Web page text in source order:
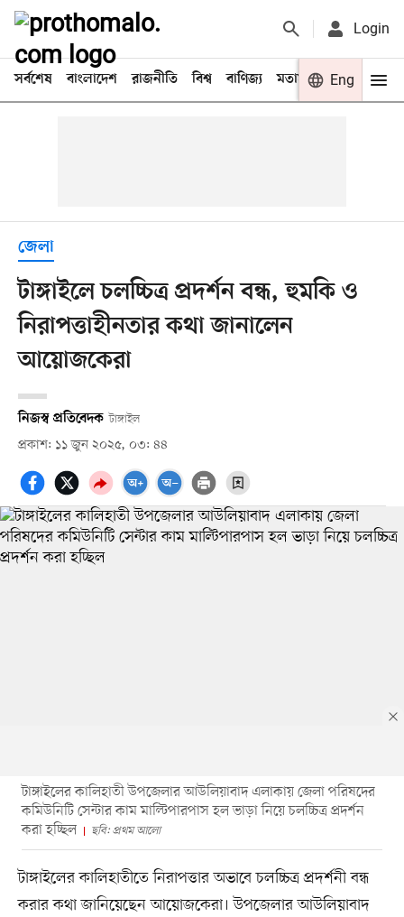
Login
সর্বশেষ বাংলাদেশ রাজনীতি বিশ্ব বাণিজ্য মতামত খেলা
Eng
জেলা
টাঙ্গাইলে চলচ্চিত্র প্রদর্শন বন্ধ, হুমকি ও
নিরাপত্তাহীনতার কথা জানালেন
আয়োজকেরা
নিজস্ব প্রতিবেদক টাঙ্গাইল
প্রকাশ: ১১ জুন ২০২৫, ০৩: ৪৪
টাঙ্গাইলের কালিহাতী উপজেলার আউলিয়াবাদ এলাকায় জেলা পরিষদের
কমিউনিটি সেন্টার কাম মাল্টিপারপাস হল ভাড়া নিয়ে চলচ্চিত্র প্রদর্শন
করা হচ্ছিল
ছবি: প্রথম আলো
টাঙ্গাইলের কালিহাতীতে নিরাপত্তার অভাবে চলচ্চিত্র প্রদর্শনী বন্ধ
করার কথা জানিয়েছেন আয়োজকেরা। উপজেলার আউলিয়াবাদ